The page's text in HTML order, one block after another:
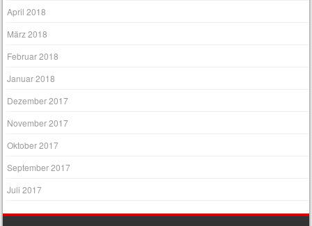
April 2018
März 2018
Februar 2018
Januar 2018
Dezember 2017
November 2017
Oktober 2017
September 2017
Juli 2017